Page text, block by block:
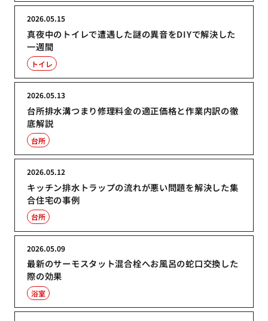
真夜中のトイレで遭遇した謎の異音をDIYで解決した
一週間
2026.05.15
トイレ
台所排水溝つまり修理料金の適正価格と作業内訳の徹
底解説
2026.05.13
台所
キッチン排水トラップの流れが悪い問題を解決した集
合住宅の事例
2026.05.12
台所
最新のサーモスタット混合栓へお風呂の蛇口交換した
際の効果
2026.05.09
浴室